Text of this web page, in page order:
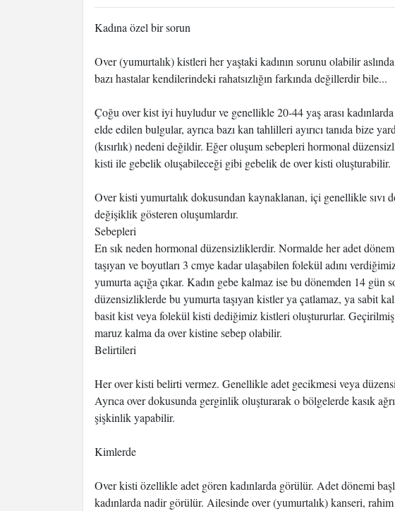
Kadına özel bir sorun
Over (yumurtalık) kistleri her yaştaki kadının sorunu olabilir
bazı hastalar kendilerindeki rahatsızlığın farkında değillerdir bile...
Çoğu over kist iyi huyludur ve genellikle 20-44 yaş arası
elde edilen bulgular, ayrıca bazı kan tahlilleri ayırıcı tanıda bize
(kısırlık) nedeni değildir. Eğer oluşum sebepleri hormonal
kisti ile gebelik oluşabileceği gibi gebelik de over kisti oluşturabilir.
Over kisti yumurtalık dokusundan kaynaklanan, içi genellikle sıvı
değişiklik gösteren oluşumlardır.
Sebepleri
En sık neden hormonal düzensizliklerdir. Normalde her adet
taşıyan ve boyutları 3 cmye kadar ulaşabilen folekül adını
yumurta açığa çıkar. Kadın gebe kalmaz ise bu dönemden 14 gün
düzensizliklerde bu yumurta taşıyan kistler ya çatlamaz, ya sabit
basit kist veya folekül kisti dediğimiz kistleri oluştururlar.
maruz kalma da over kistine sebep olabilir.
Belirtileri
Her over kisti belirti vermez. Genellikle adet gecikmesi veya
Ayrıca over dokusunda gerginlik oluşturarak o bölgelerde kasık
şişkinlik yapabilir.
Kimlerde
Over kisti özellikle adet gören kadınlarda görülür. Adet dönemi
kadınlarda nadir görülür. Ailesinde over (yumurtalık) kanseri,